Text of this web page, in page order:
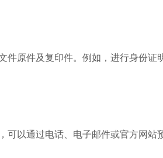
件原件及复印件。例如，进行身份
可以通过电话、电子邮件或官方网